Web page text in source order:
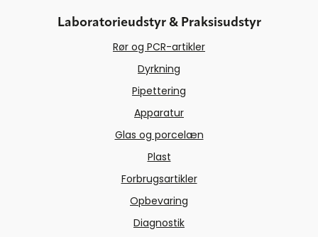
Laboratorieudstyr & Praksisudstyr
Rør og PCR-artikler
Dyrkning
Pipettering
Apparatur
Glas og porcelæn
Plast
Forbrugsartikler
Opbevaring
Diagnostik